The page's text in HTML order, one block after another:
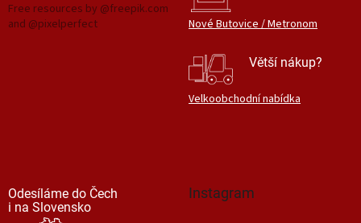
Free resources by @freepik.com
and @pixelperfect
Nové Butovice / Metronom
Větší nákup?
Velkoobchodní nabídka
Odesíláme do Čech
i na Slovensko
Instagram